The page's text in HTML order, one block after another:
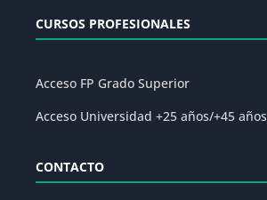
CURSOS PROFESIONALES
Acceso FP Grado Superior
Acceso Universidad +25 años/+45 años
CONTACTO